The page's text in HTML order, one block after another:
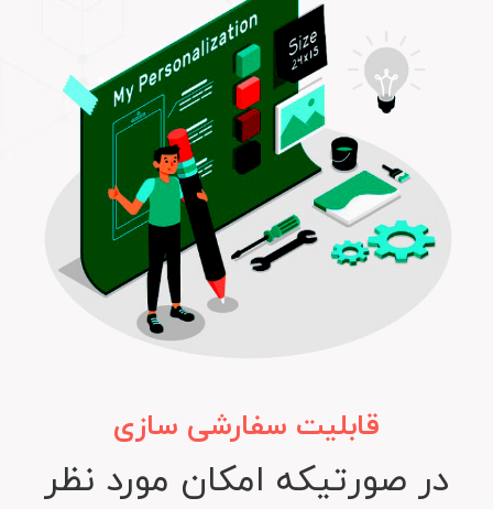
قابلیت سفارشی سازی
در صورتیکه امکان مورد نظر